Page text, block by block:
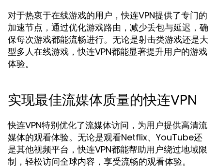
对于热衷于在线游戏的用户，快连VPN提供了专门的
加速节点，通过优化游戏路由，减少丢包与延迟，确
保每次游戏都能流畅进行。无论是射击类游戏还是大
型多人在线游戏，快连VPN都能显著提升用户的游戏
体验。
实现最佳流媒体质量的快连VPN
快连VPN特别优化了流媒体访问，为用户提供高清流
媒体的观看体验。无论是观看Netflix、YouTube还
是其他视频平台，快连VPN都能帮助用户绕过地域限
制，轻松访问全球内容，享受流畅的观看体验。